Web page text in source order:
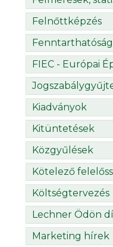
Felnőttképzés
Fenntarthatóság
FIEC - Európai
Kiadványok
Kitüntetések
Közgyűlések
Kötelező
Költségtervezés
Lechner Ödön
Marketing hírek